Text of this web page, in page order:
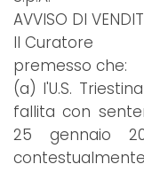
AVVISO DI
Il Curatore
premesso che:
(a) l'U.S.
fallita con
25 gennaio